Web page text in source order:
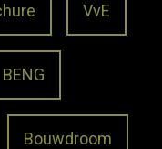
VvE
BENG
Bouwdroom